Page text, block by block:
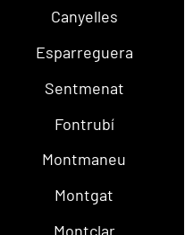
Canyelles
Esparreguera
Sentmenat
Fontrubí
Montmaneu
Montgat
Montclar